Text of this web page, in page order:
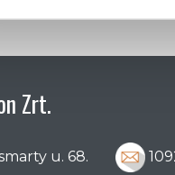
Zrt.
u. 68.